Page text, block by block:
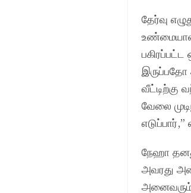
தேர்வு
இருப்பதோ
வீட்டிற்கு
வேலை
எடுப்பார்,”
நேஹா
அவரது